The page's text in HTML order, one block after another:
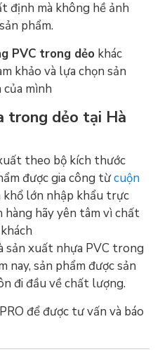
định mà không hề ảnh
phẩm.
PVC trong dẻo khác
khảo và lựa chọn sản
mình
trong dẻo tại Hà
theo bộ kích thước
được gia công từcuộn
khổ lớn nhập khẩu trực
hàng hãy yên tâm vì chất
sản xuất nhựa PVC trong
sản phẩm được sản
đi đầu về chất lượng.
để được tư vấn và báo